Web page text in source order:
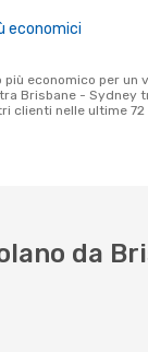
economici
Brisbane - Sydney
clienti nelle ultime 72
da